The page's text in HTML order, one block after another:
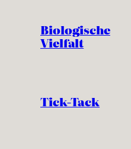
Biologische
Vielfalt
Tick-Tack